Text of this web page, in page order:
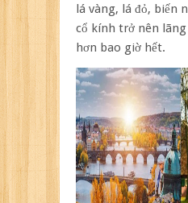
lá vàng, lá đỏ, biến
cổ kính trở nên
hơn bao giờ hết.